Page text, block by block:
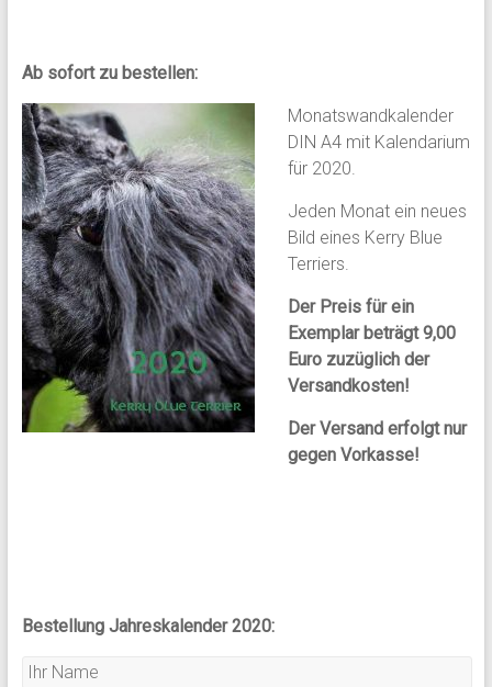
Ab sofort zu bestellen:
Monatswandkalender
DIN A4 mit Kalendarium
für 2020.
Jeden Monat ein neues
Bild eines Kerry Blue
Terriers.
Der Preis für ein
Exemplar beträgt 9,00
Euro zuzüglich der
Versandkosten!
Der Versand erfolgt nur
gegen Vorkasse!
Bestellung Jahreskalender 2020: